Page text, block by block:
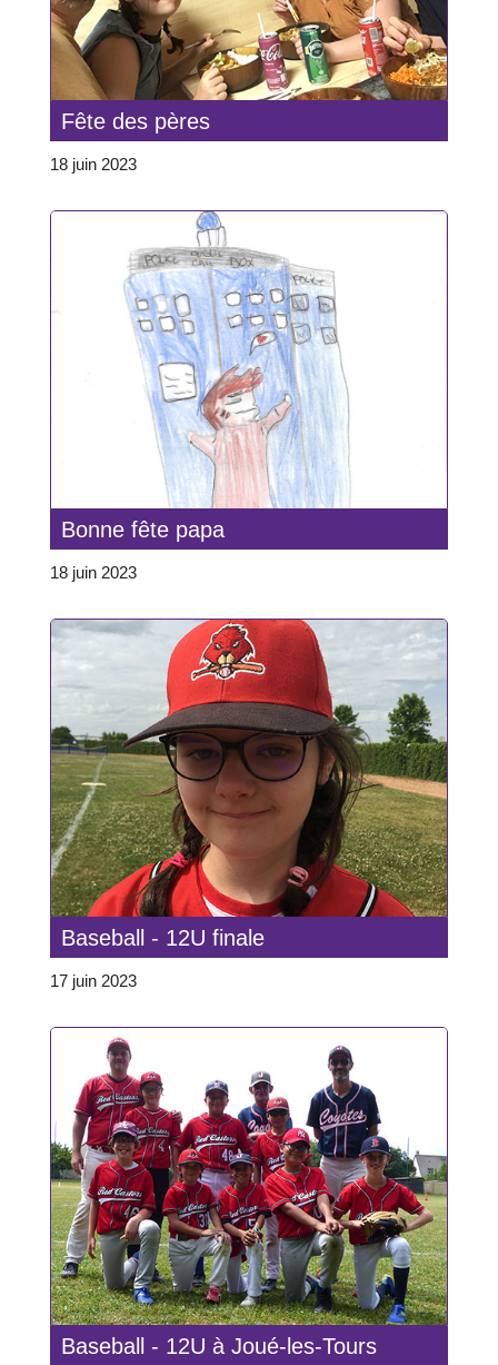
Fête des pères
18 juin 2023
Bonne fête papa
18 juin 2023
Baseball - 12U finale
17 juin 2023
Baseball - 12U à Joué-les-Tours